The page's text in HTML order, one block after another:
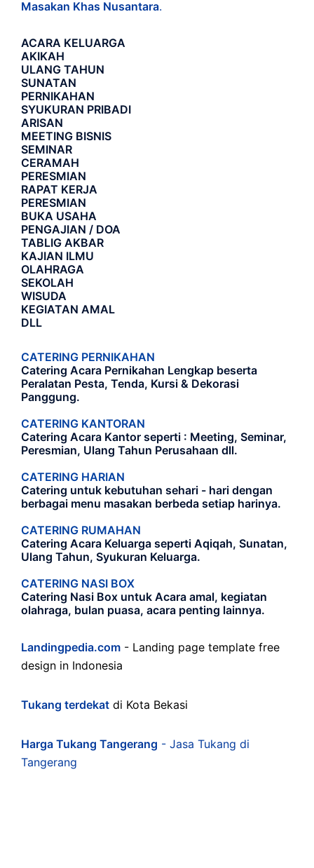
Masakan Khas Nusantara.
ACARA KELUARGA
AKIKAH
ULANG TAHUN
SUNATAN
PERNIKAHAN
SYUKURAN PRIBADI
ARISAN
MEETING BISNIS
SEMINAR
CERAMAH
PERESMIAN
RAPAT KERJA
PERESMIAN
BUKA USAHA
PENGAJIAN / DOA
TABLIG AKBAR
KAJIAN ILMU
OLAHRAGA
SEKOLAH
WISUDA
KEGIATAN AMAL
DLL
CATERING PERNIKAHAN
Catering Acara Pernikahan Lengkap beserta
Peralatan Pesta, Tenda, Kursi & Dekorasi
Panggung.
CATERING KANTORAN
Catering Acara Kantor seperti : Meeting, Seminar,
Peresmian, Ulang Tahun Perusahaan dll.
CATERING HARIAN
Catering untuk kebutuhan sehari - hari dengan
berbagai menu masakan berbeda setiap harinya.
CATERING RUMAHAN
Catering Acara Keluarga seperti Aqiqah, Sunatan,
Ulang Tahun, Syukuran Keluarga.
CATERING NASI BOX
Catering Nasi Box untuk Acara amal, kegiatan
olahraga, bulan puasa, acara penting lainnya.
Landingpedia.com - Landing page template free
design in Indonesia
Tukang terdekat di Kota Bekasi
Harga Tukang Tangerang - Jasa Tukang di
Tangerang